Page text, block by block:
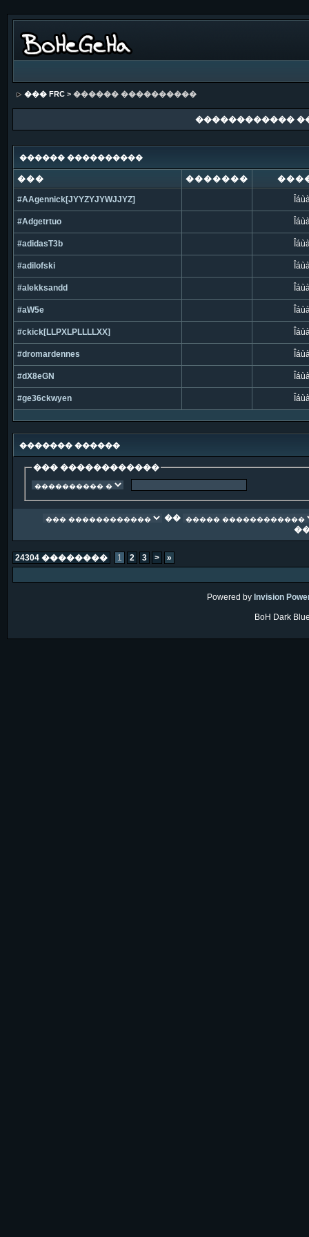
��� FRC> ������ ����������
������������
������ ����������
��� �������
#AAgennick[JYYZYJYWJJYZ]
#Adgetrtuo
#adidasT3b
#adilofski
#alekksandd
#aW5e
#ckick[LLPXLPLLLLXX]
#dromardennes
#dX8eGN
#ge36ckwyen
������� ������
��� ������������
��
24304 �������� 1 2 3 > »
Powered by Invision
BoH Dark